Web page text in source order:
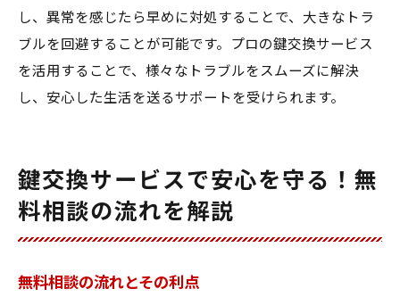
し、異常を感じたら早めに対処することで、大きなトラ
ブルを回避することが可能です。プロの鍵交換サービス
を活用することで、様々なトラブルをスムーズに解決
し、安心した生活を送るサポートを受けられます。
鍵交換サービスで安心を守る！無
料相談の流れを解説
無料相談の流れとその利点